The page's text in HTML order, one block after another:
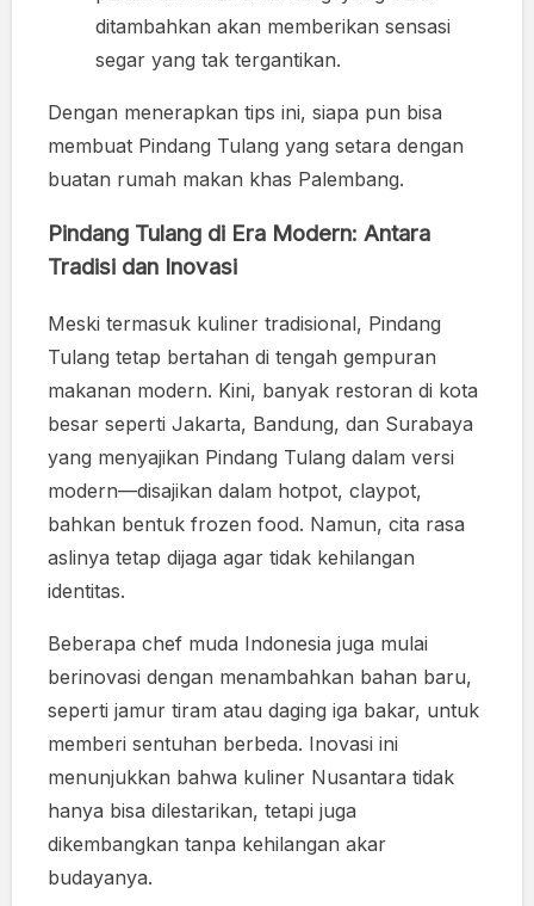
ditambahkan akan memberikan sensasi
segar yang tak tergantikan.
Dengan menerapkan tips ini, siapa pun bisa
membuat Pindang Tulang yang setara dengan
buatan rumah makan khas Palembang.
Pindang Tulang di Era Modern: Antara
Tradisi dan Inovasi
Meski termasuk kuliner tradisional, Pindang
Tulang tetap bertahan di tengah gempuran
makanan modern. Kini, banyak restoran di kota
besar seperti Jakarta, Bandung, dan Surabaya
yang menyajikan Pindang Tulang dalam versi
modern—disajikan dalam hotpot, claypot,
bahkan bentuk frozen food. Namun, cita rasa
aslinya tetap dijaga agar tidak kehilangan
identitas.
Beberapa chef muda Indonesia juga mulai
berinovasi dengan menambahkan bahan baru,
seperti jamur tiram atau daging iga bakar, untuk
memberi sentuhan berbeda. Inovasi ini
menunjukkan bahwa kuliner Nusantara tidak
hanya bisa dilestarikan, tetapi juga
dikembangkan tanpa kehilangan akar
budayanya.